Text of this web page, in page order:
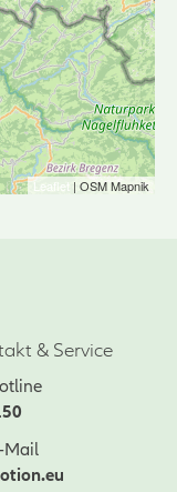
Leaflet | OSM Mapnik
& Service
Mail